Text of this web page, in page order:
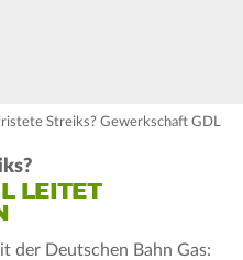
Streiks? Gewerkschaft GDL
LEITET
der Deutschen Bahn Gas: